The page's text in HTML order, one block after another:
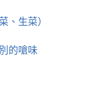
、生菜）
的嗆味